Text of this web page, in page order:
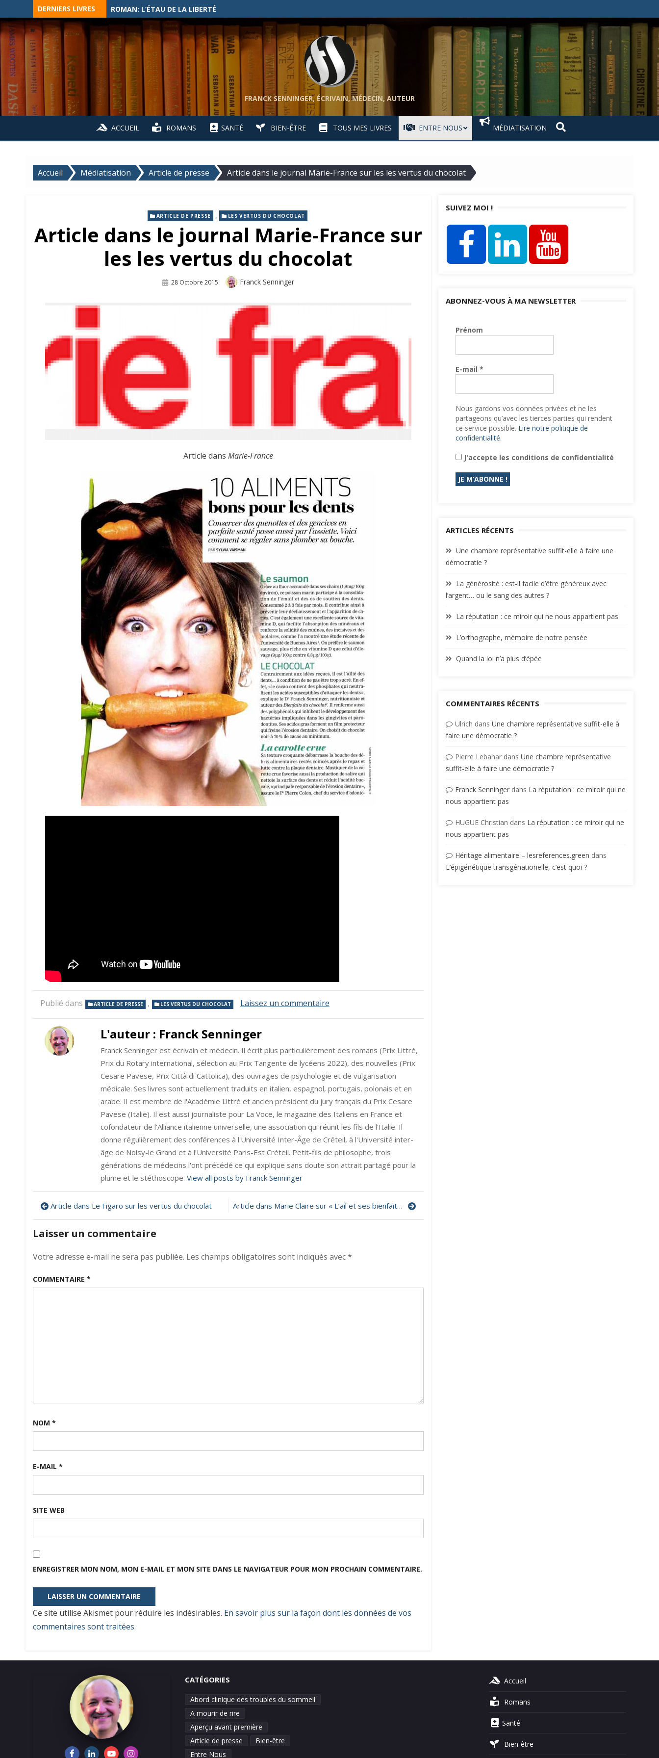
to
content
DERNIERS LIVRES ROMAN: L’ÉTAU DE LA LIBERTÉ
FRANCK SENNINGER, ÉCRIVAIN, MÉDECIN, AUTEUR
ACCUEIL ROMANS SANTÉ BIEN-ÊTRE TOUS MES LIVRES ENTRE NOUS MÉDIATISATION
Accueil Médiatisation Article de presse Article dans le journal Marie-France sur les les vertus du chocolat
ARTICLE DE PRESSE , LES VERTUS DU CHOCOLAT
Article dans le journal Marie-France sur
les les vertus du chocolat
Publié
28 Octobre 2015 Auteur
Franck Senninger
Article dans Marie-France
Publié dans ARTICLE DE PRESSE , LES VERTUS DU CHOCOLAT Laissez un commentaire
dans
Marie-
France
sur
les
les
vertus
du
chocolat
L'auteur : Franck Senninger
Franck Senninger est écrivain et médecin. Il écrit plus particulièrement des romans (Prix Littré,
Prix du Rotary international, sélection au Prix Tangente de lycéens 2022), des nouvelles (Prix
Cesare Pavese, Prix Città di Cattolica), des ouvrages de psychologie et de vulgarisation
médicale. Ses livres sont actuellement traduits en italien, espagnol, portugais, polonais et en
arabe. Il est membre de l'Académie Littré et ancien président du jury français du Prix Cesare
Pavese (Italie). Il est aussi journaliste pour La Voce, le magazine des Italiens en France et
cofondateur de l'Alliance italienne universelle, une association qui réunit les fils de l'Italie. Il
donne régulièrement des conférences à l'Université Inter-Âge de Créteil, à l'Université inter-
âge de Noisy-le Grand et à l'Université Paris-Est Créteil. Petit-fils de philosophe, trois
générations de médecins l'ont précédé ce qui explique sans doute son attrait partagé pour la
plume et le stéthoscope. View all posts by Franck Senninger
Navigation
de
l’article
Article dans Le Figaro sur les vertus du chocolat Article dans Marie Claire sur « L’ail et ses bienfaits »
Laisser un commentaire
Votre adresse e-mail ne sera pas publiée. Les champs obligatoires sont indiqués avec*
COMMENTAIRE *
NOM *
E-MAIL *
SITE WEB
ENREGISTRER MON NOM, MON E-MAIL ET MON SITE DANS LE NAVIGATEUR POUR MON PROCHAIN COMMENTAIRE.
Ce site utilise Akismet pour réduire les indésirables. En savoir plus sur la façon dont les données de vos
commentaires sont traitées.
SUIVEZ MOI !
ABONNEZ-VOUS À MA NEWSLETTER
Prénom
E-mail *
Nous gardons vos données privées et ne les
partageons qu’avec les tierces parties qui rendent
ce service possible. Lire notre politique de
confidentialité.
J'accepte les conditions de confidentialité
ARTICLES RÉCENTS
Une chambre représentative suffit-elle à faire une
démocratie ?
La générosité : est-il facile d’être généreux avec
l’argent… ou le sang des autres ?
La réputation : ce miroir qui ne nous appartient pas
L’orthographe, mémoire de notre pensée
Quand la loi n’a plus d’épée
COMMENTAIRES RÉCENTS
Ulrich dans Une chambre représentative suffit-elle à
faire une démocratie ?
Pierre Lebahardans Une chambre représentative
suffit-elle à faire une démocratie ?
Franck Senningerdans La réputation : ce miroir qui ne
nous appartient pas
HUGUE Christian dans La réputation : ce miroir qui ne
nous appartient pas
Héritage alimentaire – lesreferences.green dans
L’épigénétique transgénationelle, c’est quoi ?
CATÉGORIES
Abord clinique des troubles du sommeil
A mourir de rire
Aperçu avant première
Article de presse
Bien-être
Entre Nous
Accueil
Romans
Santé
Bien-être